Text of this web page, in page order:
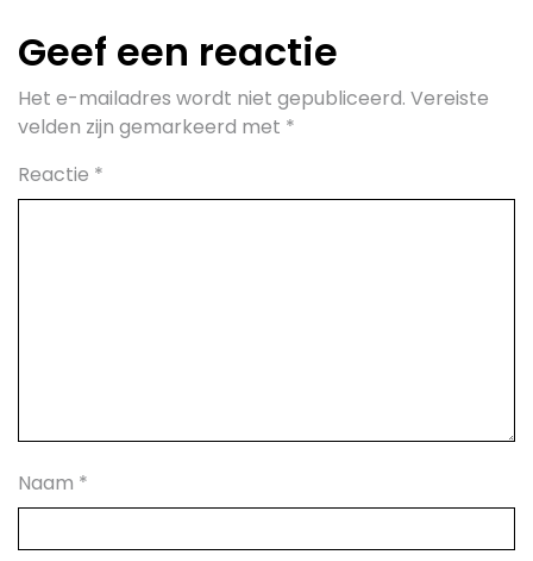
Geef een reactie
Het e-mailadres wordt niet gepubliceerd. Vereiste
velden zijn gemarkeerd met *
Reactie *
Naam *